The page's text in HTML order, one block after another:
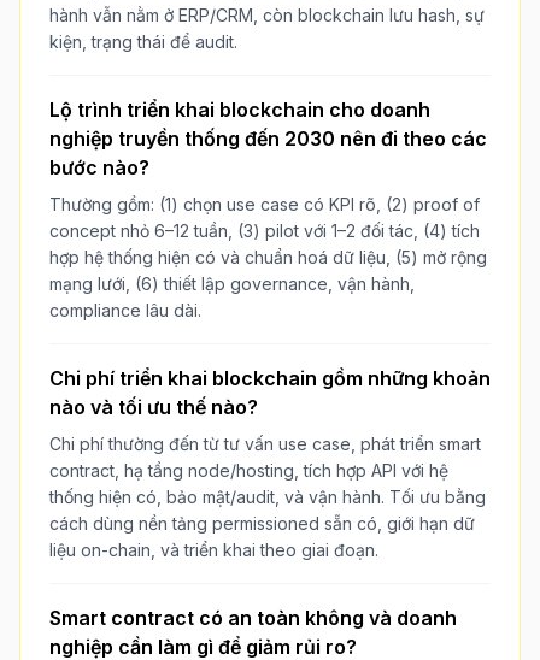
hành vẫn nằm ở ERP/CRM, còn blockchain lưu hash, sự
kiện, trạng thái để audit.
Lộ trình triển khai blockchain cho doanh
nghiệp truyền thống đến 2030 nên đi theo các
bước nào?
Thường gồm: (1) chọn use case có KPI rõ, (2) proof of
concept nhỏ 6–12 tuần, (3) pilot với 1–2 đối tác, (4) tích
hợp hệ thống hiện có và chuẩn hoá dữ liệu, (5) mở rộng
mạng lưới, (6) thiết lập governance, vận hành,
compliance lâu dài.
Chi phí triển khai blockchain gồm những khoản
nào và tối ưu thế nào?
Chi phí thường đến từ tư vấn use case, phát triển smart
contract, hạ tầng node/hosting, tích hợp API với hệ
thống hiện có, bảo mật/audit, và vận hành. Tối ưu bằng
cách dùng nền tảng permissioned sẵn có, giới hạn dữ
liệu on-chain, và triển khai theo giai đoạn.
Smart contract có an toàn không và doanh
nghiệp cần làm gì để giảm rủi ro?